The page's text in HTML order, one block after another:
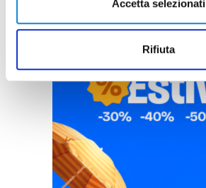
Accetta selezionati
Rifiuta